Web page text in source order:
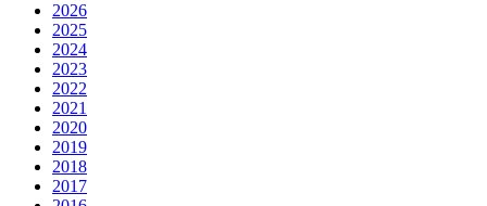
2026
2025
2024
2023
2022
2021
2020
2019
2018
2017